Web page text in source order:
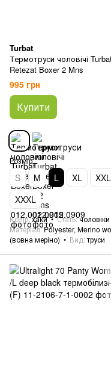
Turbat
Термотруси чоловічі
Retezat Boxer 2 Mns
995 грн
Купити
Розмір
S M L XL
XXL
XXXL
Колір хаки Стать чоловіки
Матеріал Polyester, Merino
(вовна меріно)
Вид труси